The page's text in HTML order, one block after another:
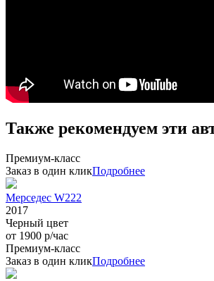
Также рекомендуем эти
Премиум-класс
Заказ в один кликПодробнее
Мерседес W222
2017
Черный цвет
от 1900 р/час
Премиум-класс
Заказ в один кликПодробнее